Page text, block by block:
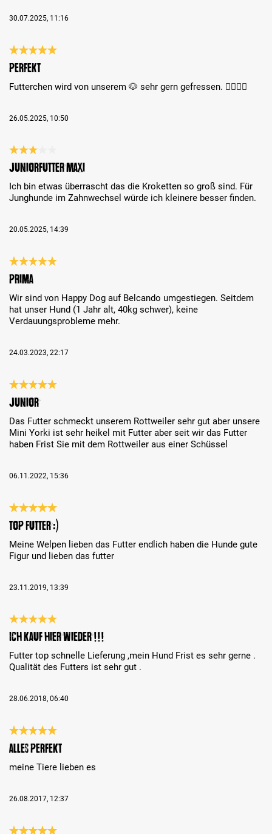
30.07.2025, 11:16
Bewertung mit 5 von 5 Sternen
Perfekt
Futterchen wird von unserem 🐶 sehr gern gefressen. 👍🏻👍🏻
26.05.2025, 10:50
Bewertung mit 3 von 5 Sternen
Juniorfutter Maxi
Ich bin etwas überrascht das die Kroketten so groß sind. Für
Junghunde im Zahnwechsel würde ich kleinere besser finden.
20.05.2025, 14:39
Bewertung mit 5 von 5 Sternen
Prima
Wir sind von Happy Dog auf Belcando umgestiegen. Seitdem
hat unser Hund (1 Jahr alt, 40kg schwer), keine
Verdauungsprobleme mehr.
24.03.2023, 22:17
Bewertung mit 5 von 5 Sternen
Junior
Das Futter schmeckt unserem Rottweiler sehr gut aber unsere
Mini Yorki ist sehr heikel mit Futter aber seit wir das Futter
haben Frist Sie mit dem Rottweiler aus einer Schüssel
06.11.2022, 15:36
Bewertung mit 5 von 5 Sternen
Top Futter :)
Meine Welpen lieben das Futter endlich haben die Hunde gute
Figur und lieben das futter
23.11.2019, 13:39
Bewertung mit 5 von 5 Sternen
Ich kauf hier wieder !!!
Futter top schnelle Lieferung ,mein Hund Frist es sehr gerne .
Qualität des Futters ist sehr gut .
28.06.2018, 06:40
Bewertung mit 5 von 5 Sternen
alles perfekt
meine Tiere lieben es
26.08.2017, 12:37